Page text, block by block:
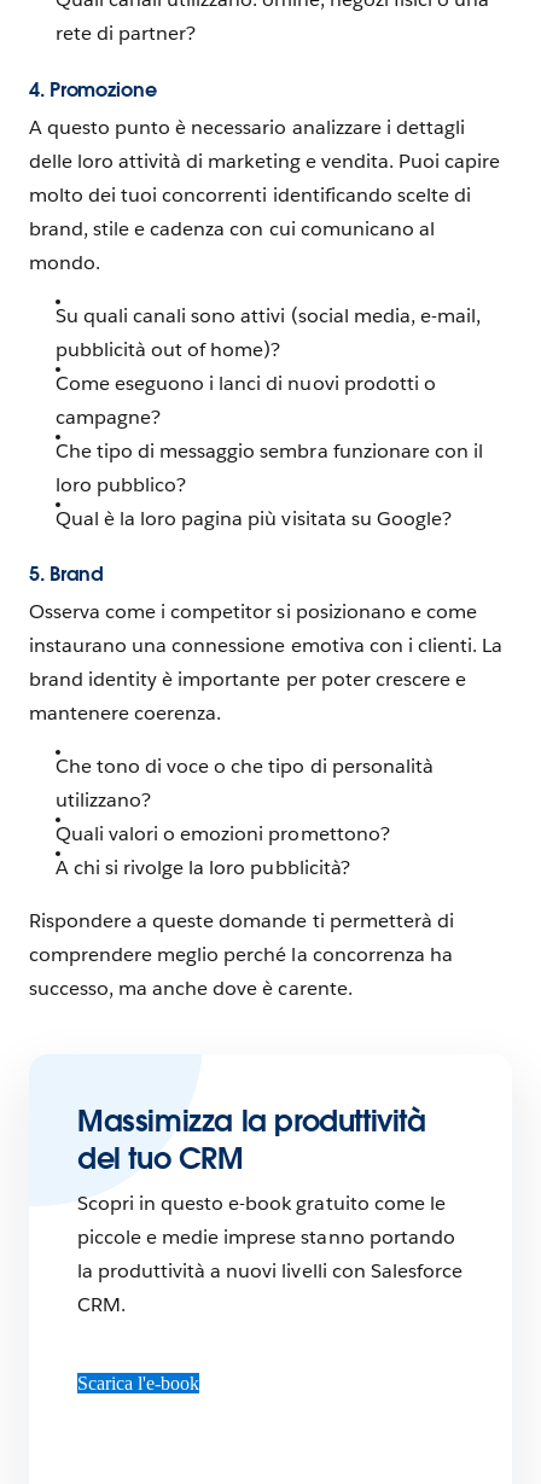
rete di partner?
4. Promozione
A questo punto è necessario analizzare i dettagli
delle loro attività di marketing e vendita. Puoi capire
molto dei tuoi concorrenti identificando scelte di
brand, stile e cadenza con cui comunicano al
mondo.
Su quali canali sono attivi (social media, e-mail,
pubblicità out of home)?
Come eseguono i lanci di nuovi prodotti o
campagne?
Che tipo di messaggio sembra funzionare con il
loro pubblico?
Qual è la loro pagina più visitata su Google?
5. Brand
Osserva come i competitor si posizionano e come
instaurano una connessione emotiva con i clienti. La
brand identity è importante per poter crescere e
mantenere coerenza.
Che tono di voce o che tipo di personalità
utilizzano?
Quali valori o emozioni promettono?
A chi si rivolge la loro pubblicità?
Rispondere a queste domande ti permetterà di
comprendere meglio perché la concorrenza ha
successo, ma anche dove è carente.
Massimizza la produttività
del tuo CRM
Scopri in questo e-book gratuito come le
piccole e medie imprese stanno portando
la produttività a nuovi livelli con Salesforce
CRM.
Scarica l'e-book